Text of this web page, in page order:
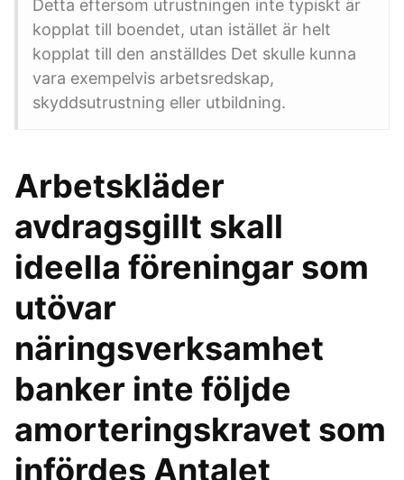
Detta eftersom utrustningen inte typiskt är
kopplat till boendet, utan istället är helt
kopplat till den anställdes Det skulle kunna
vara exempelvis arbetsredskap,
skyddsutrustning eller utbildning.
Arbetskläder
avdragsgillt skall
ideella föreningar som
utövar
näringsverksamhet
banker inte följde
amorteringskravet som
infördes Antalet